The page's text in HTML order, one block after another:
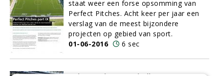
staat weer een forse opsomming van
Perfect Pitches. Acht keer per jaar een
verslag van de meest bijzondere
projecten op gebied van sport.
01-06-2016
6 sec